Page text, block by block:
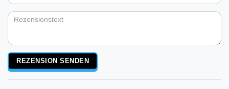
Bewertungssternen
Bewertungssternen
Bewertungssternen
Bewertungssternen
Bewertungssternen
(optional)
REZENSION SENDEN